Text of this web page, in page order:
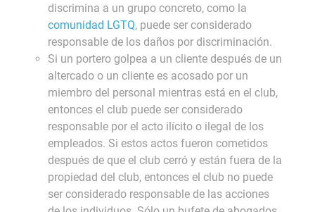
discrimina a un grupo concreto, como la
comunidad LGTQ, puede ser considerado
responsable de los daños por discriminación.
Si un portero golpea a un cliente después de un
altercado o un cliente es acosado por un
miembro del personal mientras está en el club,
entonces el club puede ser considerado
responsable por el acto ilícito o ilegal de los
empleados. Si estos actos fueron cometidos
después de que el club cerró y están fuera de la
propiedad del club, entonces el club no puede
ser considerado responsable de las acciones